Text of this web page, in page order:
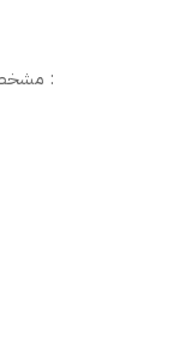
مشخصات دریافت شبکه ایران فردا در ماهواره ترکمنعالم :